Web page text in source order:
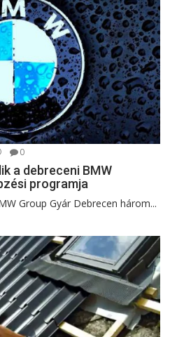
0
a debreceni BMW
programja
Group Gyár Debrecen három...